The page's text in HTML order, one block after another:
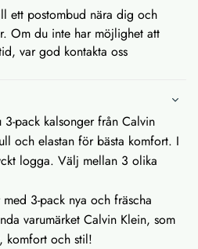
ett postombud nära dig och
Om du inte har möjlighet att
var god kontakta oss
pack kalsonger från Calvin
och elastan för bästa komfort. I
logga. Välj mellan 3 olika
3-pack nya och fräscha
varumärket Calvin Klein, som
komfort och stil!